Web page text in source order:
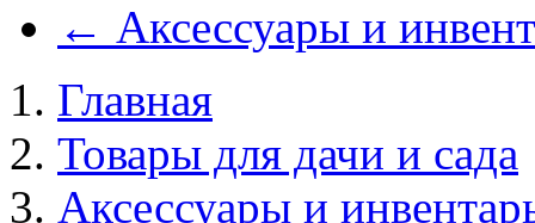
← Аксессуары и
Главная
Товары для дачи и сада
Аксессуары и